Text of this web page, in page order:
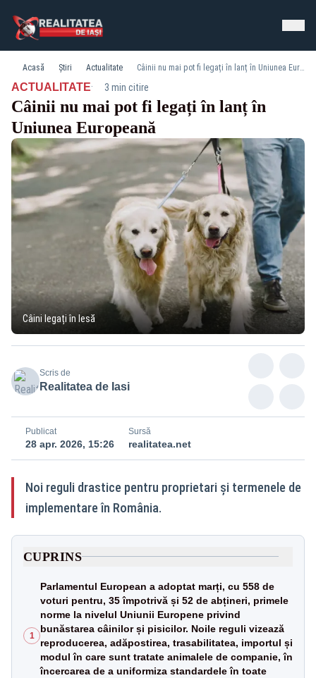
Acasă Știri Actualitate Câinii nu mai pot fi legați în lanț în Uniunea Europeană
ACTUALITATE· 3 min citire
Câinii nu mai pot fi legați în lanț în
Uniunea Europeană
Câini legați în lesă
Scris de
Realitatea de Iasi
Publicat
28 apr. 2026, 15:26
Sursă
realitatea.net
Noi reguli drastice pentru proprietari și termenele de
implementare în România.
CUPRINS
1
Parlamentul European a adoptat marți, cu 558 de
voturi pentru, 35 împotrivă și 52 de abțineri, primele
norme la nivelul Uniunii Europene privind
bunăstarea câinilor și pisicilor. Noile reguli vizează
reproducerea, adăpostirea, trasabilitatea, importul și
modul în care sunt tratate animalele de companie, în
încercarea de a uniformiza standardele în toate